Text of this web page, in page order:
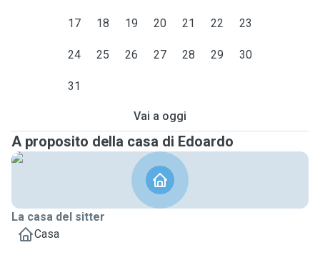
17 18 19 20 21 22 23
24 25 26 27 28 29 30
31
Vai a oggi
A proposito della casa di Edoardo
La casa del sitter
Casa